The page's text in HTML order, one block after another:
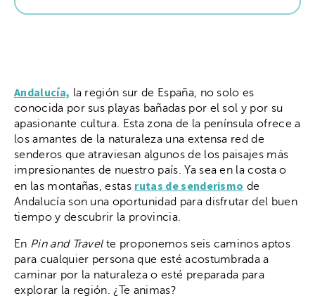
Andalucía, la región sur de España, no solo es
conocida por sus playas bañadas por el sol y por su
apasionante cultura. Esta zona de la península ofrece a
los amantes de la naturaleza una extensa red de
senderos que atraviesan algunos de los paisajes más
impresionantes de nuestro país. Ya sea en la costa o
en las montañas, estas rutas de senderismo de
Andalucía son una oportunidad para disfrutar del buen
tiempo y descubrir la provincia.
En Pin and Travelte proponemos seis caminos aptos
para cualquier persona que esté acostumbrada a
caminar por la naturaleza o esté preparada para
explorar la región. ¿Te animas?